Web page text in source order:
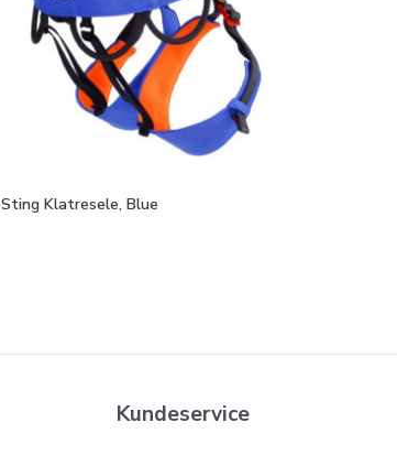
Sting Klatresele, Blue
Kundeservice